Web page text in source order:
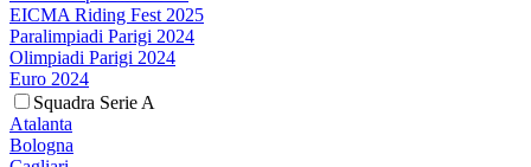
EICMA Riding Fest 2025
Paralimpiadi Parigi 2024
Olimpiadi Parigi 2024
Euro 2024
Squadra Serie A
Atalanta
Bologna